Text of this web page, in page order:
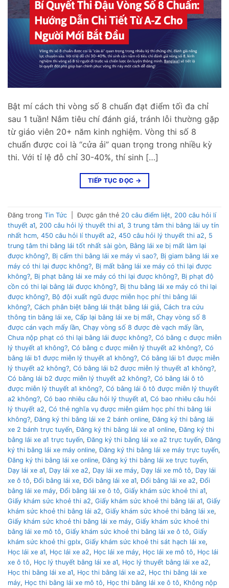
Bật mí cách thi vòng số 8 chuẩn đạt điểm tối đa chỉ
sau 1 tuần! Nắm tiêu chí đánh giá, tránh lỗi thường gặp
từ giáo viên 20+ năm kinh nghiệm. Vòng thi số 8
chuẩn được coi là “cửa ải” quan trọng trong nhiều kỳ
thi. Với tỉ lệ đỗ chỉ 30-40%, thí sinh […]
TIẾP TỤC ĐỌC →
Đăng trong Tin Tức Được gắn thẻ 20 câu điểm liệt, 200 câu hỏi lí
thuyết a1, 200 câu hỏi lý thuyết thi a1, 3 trung tâm thi bằng lái uy tín
nhất hcm, 450 câu hỏi lí thuyết a2, 450 câu hỏi lý thuyết thi a2, 5
trung tâm thi bằng lái tốt nhất sài gòn, Bằng lái xe bị mất làm lại
được không?, Bị cấm thi bằng lái xe máy vì sao?, Bị giam bằng lái xe
máy có thi lại được không?, Bị mất bằng lái xe máy có thi lại được
không?, Bị phạt bằng lái xe máy có thi lại được không?, Bị phạt độ
cồn có thi lại bằng lái được không?, Bị thu bằng lái xe máy có thi lại
được không?, Bộ đội xuất ngũ được miễn học phí thi bằng lái
không?, Cách phân biệt bằng lái thật bằng lái giả, Cách tra cứu
thông tin bằng lái xe, Cấp lại bằng lái xe bị mất, Chạy vòng số 8
được cán vạch mấy lần, Chạy vòng số 8 được đè vạch mấy lần,
Chưa nộp phạt có thi lại bằng lái được không?, Có bằng c được miễn
lý thuyết a1 không?, Có bằng c được miễn lý thuyết a2 không?, Có
bằng lái b1 được miễn lý thuyết a1 không?, Có bằng lái b1 được miễn
lý thuyết a2 không?, Có bằng lái b2 được miễn lý thuyết a1 không?,
Có bằng lái b2 được miễn lý thuyết a2 không?, Có bằng lái ô tô
được miễn lý thuyết a1 không?, Có bằng lái ô tô được miễn lý thuyết
a2 không?, Có bao nhiêu câu hỏi lý thuyết a1, Có bao nhiêu câu hỏi
lý thuyết a2, Có thẻ nghĩa vụ được miễn giảm học phí thi bằng lái
không?,Đăng ký thi bằng lái xe 2 bánh online,Đăng ký thi bằng lái
xe 2 bánh trực tuyến,Đăng ký thi bằng lái xe a1 online,Đăng ký thi
bằng lái xe a1 trực tuyến,Đăng ký thi bằng lái xe a2 trực tuyến,Đăng
ký thi bằng lái xe máy online,Đăng ký thi bằng lái xe máy trực tuyến,
Đăng ký thi bằng lái xe online,Đăng ký thi bằng lái xe trực tuyến,
Dạy lái xe a1, Dạy lái xe a2, Dạy lái xe máy, Dạy lái xe mô tô, Dạy lái
xe ô tô,Đổi bằng lái xe,Đổi bằng lái xe a1,Đổi bằng lái xe a2,Đổi
bằng lái xe máy,Đổi bằng lái xe ô tô, Giấy khám sức khoẻ thi a1,
Giấy khám sức khoẻ thi a2, Giấy khám sức khoẻ thi bằng lái a1, Giấy
khám sức khoẻ thi bằng lái a2, Giấy khám sức khoẻ thi bằng lái xe,
Giấy khám sức khoẻ thi bằng lái xe máy, Giấy khám sức khoẻ thi
bằng lái xe mô tô, Giấy khám sức khoẻ thi bằng lái xe ô tô, Giấy
khám sức khoẻ thi gplx, Giấy khám sức khoẻ thi sát hạch lái xe,
Học lái xe a1, Học lái xe a2, Học lái xe máy, Học lái xe mô tô, Học lái
xe ô tô, Học lý thuyết bằng lái xe a1, Học lý thuyết bằng lái xe a2,
Học thi bằng lái xe a1, Học thi bằng lái xe a2, Học thi bằng lái xe
máy, Học thi bằng lái xe mô tô, Học thi bằng lái xe ô tô, Không nộp